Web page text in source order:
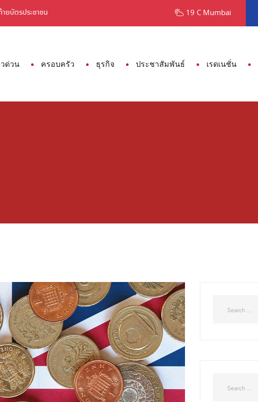
รประชาชน 7 สีผมมาแรง ปี 2023 สายแฟต้องไม่พลาด ถ้าไม่อยากเอาท์
19 C Mumbai
ด่วน ครอบครัว ธุรกิจ ประชาสัมพันธ์ เรดเนชั่น